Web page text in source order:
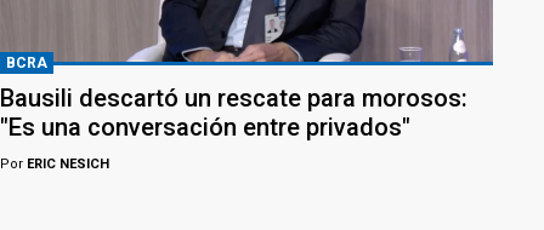
BCRA
Bausili descartó un rescate para morosos:
"Es una conversación entre privados"
Por ERIC NESICH